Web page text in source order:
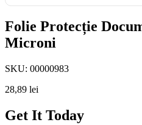
Folie Protecție
Microni
SKU: 00000983
28,89 lei
Get It Today